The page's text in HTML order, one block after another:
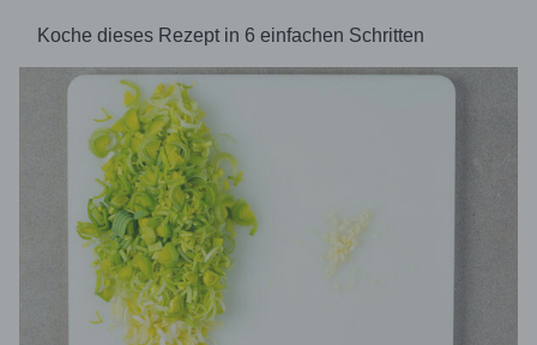
Koche dieses Rezept in 6 einfachen Schritten